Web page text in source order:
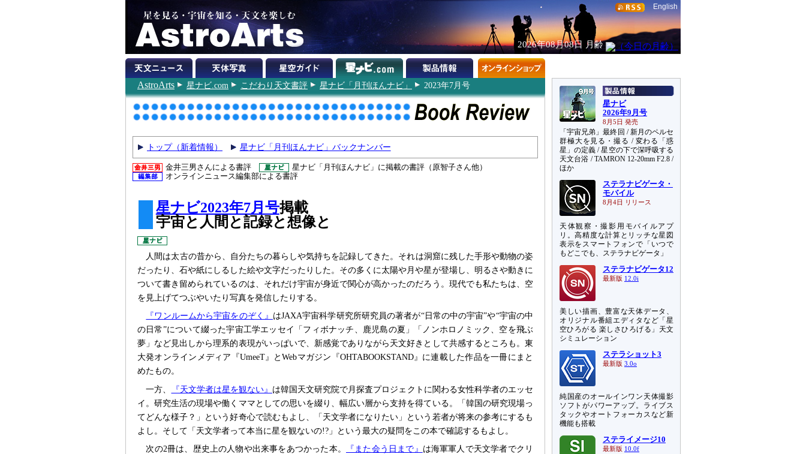
English
2026年08月08日 月齢
AstroArts 星ナビ.com こだわり天文書評 星ナビ「月刊ほんナビ」 2023年7月号
トップ（新着情報） 星ナビ「月刊ほんナビ」バックナンバー
金井三男さんによる書評
星ナビ「月刊ほんナビ」に掲載の書評（原智子さん他）
オンラインニュース編集部による書評
星ナビ2023年7月号掲載
宇宙と人間と記録と想像と
人間は太古の昔から、自分たちの暮らしや気持ちを記録してきた。それは洞窟に残した手形や動物の姿
だったり、石や紙にしるした絵や文字だったりした。その多くに太陽や月や星が登場し、明るさや動きに
ついて書き留められているのは、それだけ宇宙が身近で関心が高かったのだろう。現代でも私たちは、空
を見上げてつぶやいたり写真を発信したりする。
『ワンルームから宇宙をのぞく』 はJAXA宇宙科学研究所研究員の著者が“日常の中の宇宙”や“宇宙の中
の日常”について綴った宇宙工学エッセイ「フィボナッチ、鹿児島の夏」「ノンホロノミック、空を飛ぶ
夢」など見出しから理系的表現がいっぱいで、新感覚でありながら天文好きとして共感するところも。東
大発オンラインメディア『UmeeT』とWebマガジン『OHTABOOKSTAND』に連載した作品を一冊にまと
めたもの。
一方、
『天文学者は星を観ない』 は韓国天文研究院で月探査プロジェクトに関わる女性科学者のエッセ
イ。研究生活の現場や働くママとしての思いを綴り、幅広い層から支持を得ている。「韓国の研究現場っ
てどんな様子？」という好奇心で読むもよし、「天文学者になりたい」という若者が将来の参考にするも
よし。そして「天文学者って本当に星を観ないの!?」という最大の疑問をこの本で確認するもよし。
次の2冊は、歴史上の人物や出来事をあつかった本。
『また会う日まで』 は海軍軍人で天文学者でクリ
星ナビ
2026年9月号
8月5日 発売
「宇宙兄弟」最終回 / 新月のペルセ
群極大を見る・撮る / 変わる「惑
星」の定義 / 星空の下で深呼吸する
天文台浴 / TAMRON 12-20mm F2.8 /
ほか
ステラナビゲータ・
モバイル
8月4日 リリース
天体観察・撮影用モバイルアプ
リ。高精度な計算とリッチな星図
表示をスマートフォンで「いつで
もどこでも、ステラナビゲータ」
ステラナビゲータ12
最新版 12.0i
美しい描画、豊富な天体データ、
オリジナル番組エディタなど「星
空ひろがる 楽しさひろげる」天文
シミュレーション
ステラショット3
最新版 3.0o
純国産のオールインワン天体撮影
ソフトがパワーアップ。ライブス
タックやオートフォーカスなど新
機能も搭載
ステライメージ10
最新版 10.0f